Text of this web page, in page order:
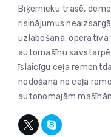
Biķernieku trasē,
risinājumus
uzlabošanā,
automašīnu
īslaicīgu ceļa
nodošanā no ceļa
autonomajām